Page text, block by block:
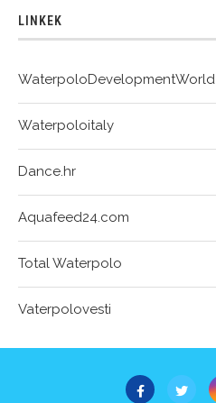
LINKEK
WaterpoloDevelopmentWorld
Waterpoloitaly
Dance.hr
Aquafeed24.com
Total Waterpolo
Vaterpolovesti